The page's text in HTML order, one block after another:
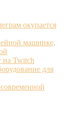
окупается
машинке,
на Twitch
для